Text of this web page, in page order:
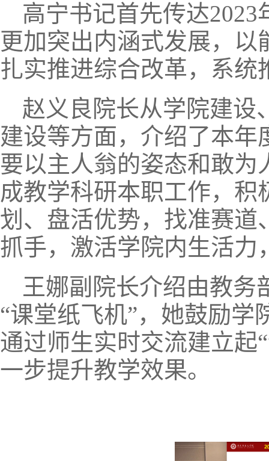
高宁书记首先传达
更加突出内涵式发展，
扎实推进综合改革，系
赵义良院长从学院建设
建设等方面，介绍了本
要以主人翁的姿态和敢
成教学科研本职工作，
划、盘活优势，找准赛道
抓手，激活学院内生活力
王娜副院长介绍由教务
“课堂纸飞机”，她鼓励
通过师生实时交流建立起
一步提升教学效果。